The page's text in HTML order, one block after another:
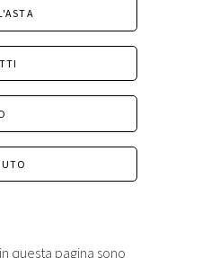
questa pagina sono